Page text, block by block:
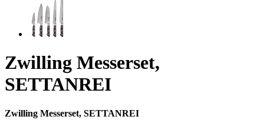
Zwilling Messerset,
SETTANREI
Zwilling Messerset, SETTANREI